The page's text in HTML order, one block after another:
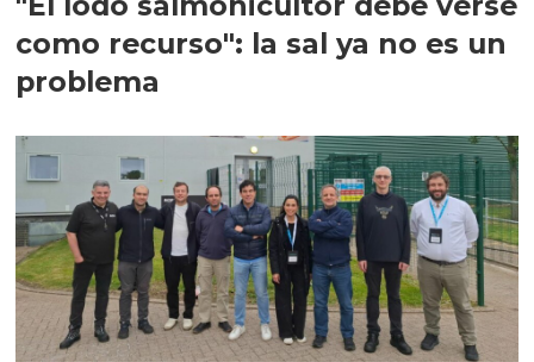
como recurso": la sal ya no es un
problema